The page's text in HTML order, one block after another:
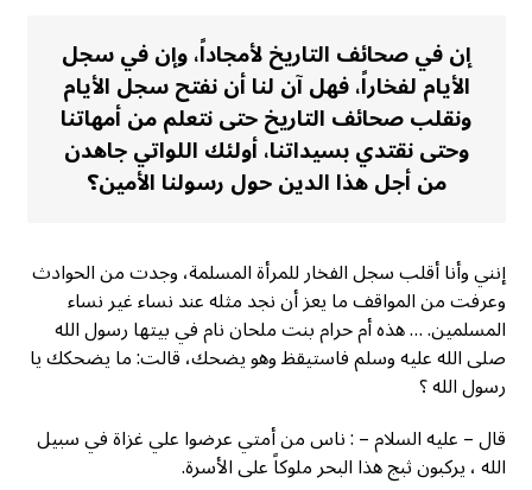
إن في صحائف التاريخ لأمجاداً، وإن في سجل
الأيام لفخاراً، فهل آن لنا أن نفتح سجل الأيام
ونقلب صحائف التاريخ حتى نتعلم من أمهاتنا
وحتى نقتدي بسيداتنا، أولئك اللواتي جاهدن
من أجل هذا الدين حول رسولنا الأمين؟
إنني وأنا أقلب سجل الفخار للمرأة المسلمة، وجدت من الحوادث
وعرفت من المواقف ما يعز أن نجد مثله عند نساء غير نساء
المسلمين. … هذه أم حرام بنت ملحان نام في بيتها رسول الله
صلى الله عليه وسلم فاستيقظ وهو يضحك، قالت: ما يضحكك يا
رسول الله ؟
قال – عليه السلام – : ناس من أمتي عرضوا علي غزاة في سبيل
الله ، يركبون ثبج هذا البحر ملوكاً على الأسرة.